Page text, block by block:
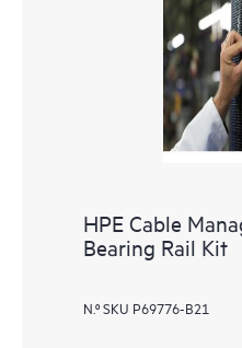
HPE Cable
Bearing Rail Kit
N.º SKU P69776-B21